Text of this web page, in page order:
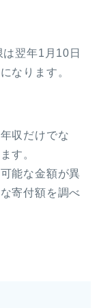
は翌年1月10日
なります。
収だけでな
す。
能な金額が異
寄付額を調べ